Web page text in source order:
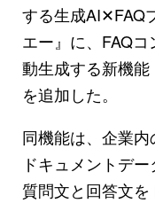
する生成AI✕FAQ
エー』に、FAQ
動生成する新機能
を追加した。
同機能は、企業
ドキュメントデ
質問文と回答文